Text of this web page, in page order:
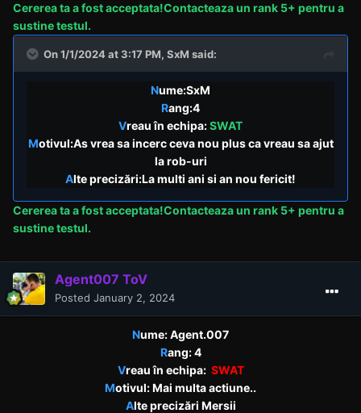
Cerereata a fost acceptata!Contacteaza un rank 5+ pentru a
sustine testul.
On 1/1/2024 at 3:17 PM,SxM said:
Nume:SxM
Rang:4
Vreau în echipa:SWAT
Motivul:As vrea sa incerc ceva nou plus ca vreau sa ajut
la rob-uri
Alte precizări:La multi ani si an nou fericit!
Cerereata a fost acceptata!Contacteaza un rank 5+ pentru a
sustine testul.
Agent007 ToV
Posted January 2, 2024
Nume: Agent.007
Rang: 4
Vreau în echipa: SWAT
Motivul: Mai multa actiune..
Alte precizări Mersii